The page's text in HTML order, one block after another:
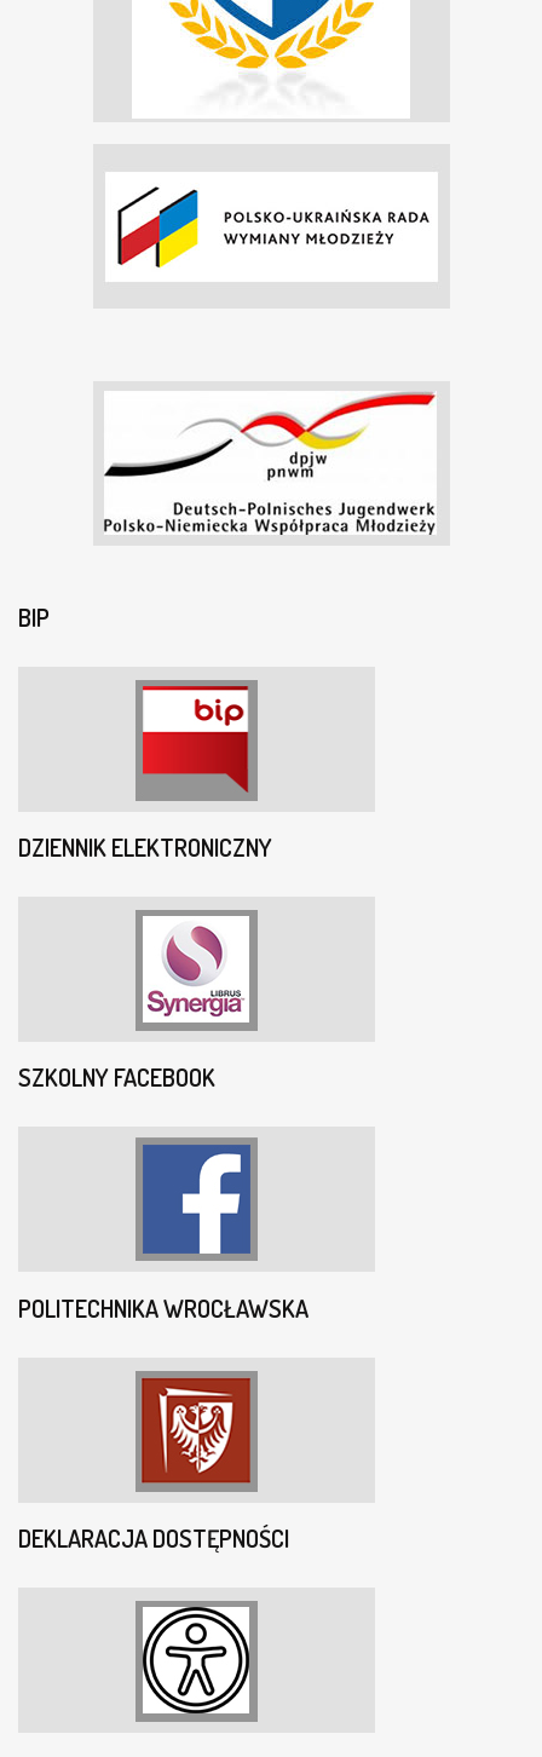
BIP
DZIENNIK ELEKTRONICZNY
SZKOLNY FACEBOOK
POLITECHNIKA WROCŁAWSKA
DEKLARACJA DOSTĘPNOŚCI